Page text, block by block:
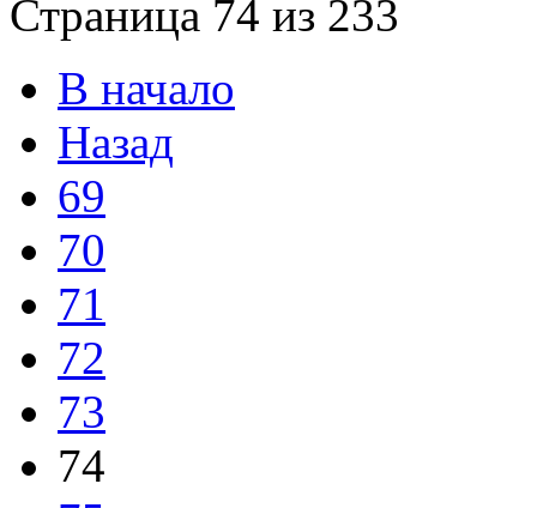
Страница 74 из 233
В начало
Назад
69
70
71
72
73
74